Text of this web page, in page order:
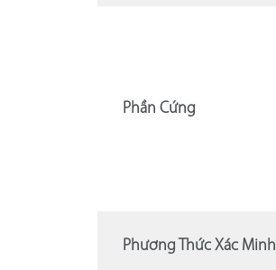
Phần Cứng
Phương Thức Xác Minh